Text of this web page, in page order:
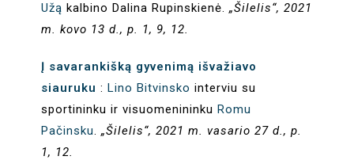
Užą kalbino Dalina Rupinskienė.„Šilelis“, 2021
m. kovo 13 d., p. 1, 9, 12.
Į savarankišką gyvenimą išvažiavo
siauruku :Lino Bitvinsko interviu su
sportininku ir visuomenininkuRomu
Pačinsku.„Šilelis“, 2021 m. vasario 27 d., p.
1, 12.